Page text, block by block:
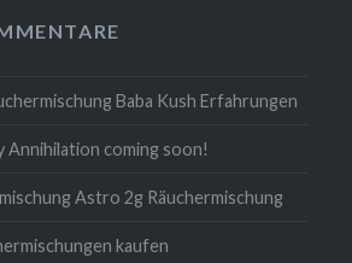
Baba Kush Erfahrungen
Annihilation coming soon!
Astro 2g Räuchermischung
kaufen